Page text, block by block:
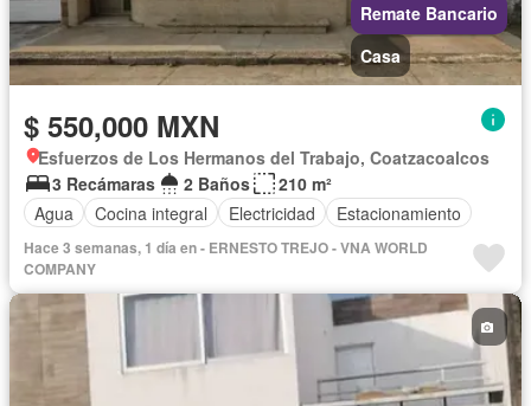
Remate Bancario
Casa
$ 550,000 MXN
Esfuerzos de Los Hermanos del Trabajo, Coatzacoalcos
3 Recámaras
2 Baños
210 m²
Agua
Cocina integral Electricidad Estacionamiento
Hace 3 semanas, 1 día en - ERNESTO TREJO - VNA WORLD
COMPANY